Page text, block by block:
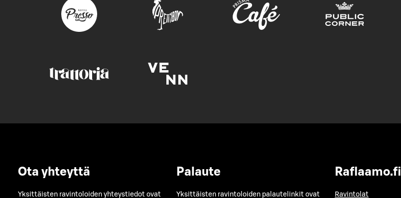
Ota yhteyttä
Yksittäisten ravintoloiden yhteystiedot ovat
Palaute
Yksittäisten ravintoloiden palautelinkit ovat
Raflaamo.fi
Ravintolat